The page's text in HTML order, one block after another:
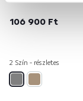
106 900 Ft
2 Szín - részletes